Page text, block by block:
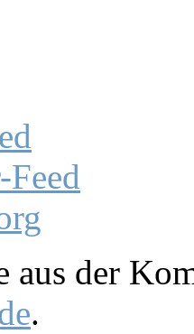
aus der
.